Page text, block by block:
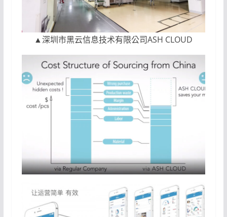
▲深圳市黑云信息技术有限公司ASH CLOUD